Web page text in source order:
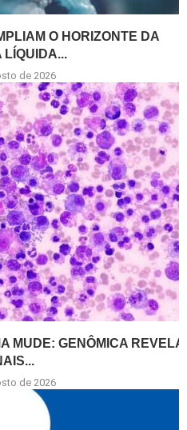
O HORIZONTE DA
LÍQUIDA...
de 2026
MUDE: GENÔMICA REVELA
de 2026